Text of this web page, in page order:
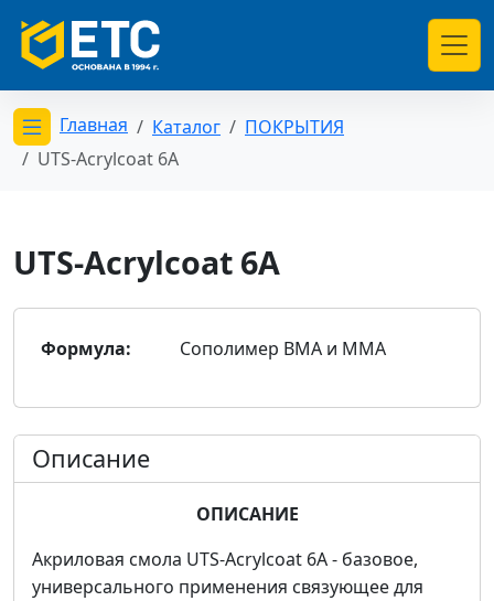
Открыть меню категорий
Главная Каталог
ПОКРЫТИЯ
UTS-Acrylcoat 6A
UTS-Acrylcoat 6A
Формула: Сополимер BMA и MMA
Описание
ОПИСАНИЕ
Акриловая смола UTS-Acrylcoat 6A - базовое,
универсального применения связующее для